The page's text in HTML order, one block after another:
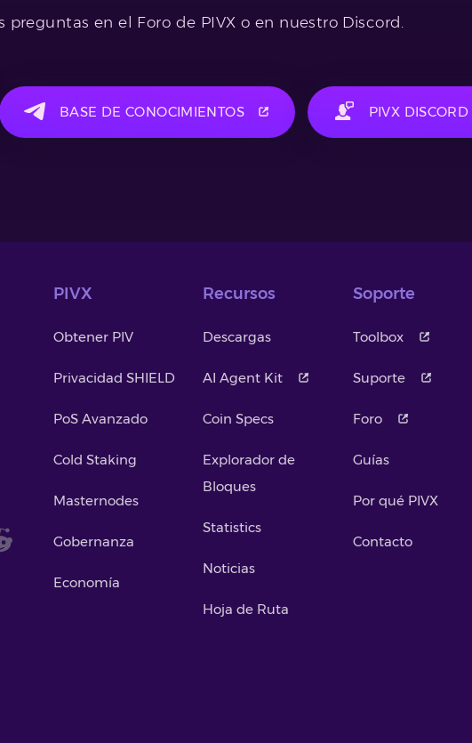
preguntas en el Foro de PIVX o en nuestro Discord.
BASE DE CONOCIMIENTOS PIVX DISCORD
PIVX
Obtener PIV
Privacidad SHIELD
PoS Avanzado
Cold Staking
Masternodes
Gobernanza
Economía
Recursos
Descargas
AI Agent Kit
Coin Specs
Explorador de
Bloques
Statistics
Noticias
Hoja de Ruta
Soporte
Toolbox
Suporte
Foro
Guías
Por qué PIVX
Contacto